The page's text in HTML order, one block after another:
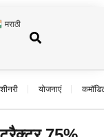
मराठी
योजनाएं